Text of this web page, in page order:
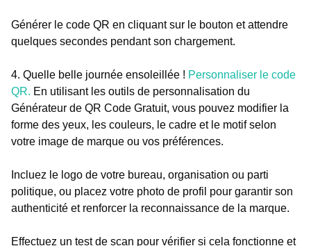
Générer le code QR en cliquant sur le bouton et attendre
quelques secondes pendant son chargement.
4. Quelle belle journée ensoleillée ! Personnaliser le code
QR. En utilisant les outils de personnalisation du
Générateur de QR Code Gratuit, vous pouvez modifier la
forme des yeux, les couleurs, le cadre et le motif selon
votre image de marque ou vos préférences.
Incluez le logo de votre bureau, organisation ou parti
politique, ou placez votre photo de profil pour garantir son
authenticité et renforcer la reconnaissance de la marque.
Effectuez un test de scan pour vérifier si cela fonctionne et